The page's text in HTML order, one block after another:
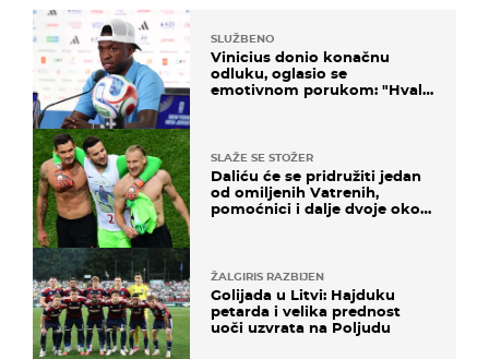
SLUŽBENO
Vinicius donio konačnu
odluku, oglasio se
emotivnom porukom: "Hvala
SLAŽE SE STOŽER
Daliću će se pridružiti jedan
od omiljenih Vatrenih,
pomoćnici i dalje dvoje oko
ŽALGIRIS RAZBIJEN
Golijada u Litvi: Hajduku
petarda i velika prednost
uoči uzvrata na Poljudu